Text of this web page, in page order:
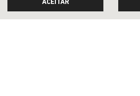
COMPARATIVO
ACEITAR